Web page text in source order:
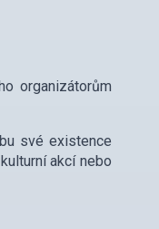
organizátorům
své existence
akcí nebo